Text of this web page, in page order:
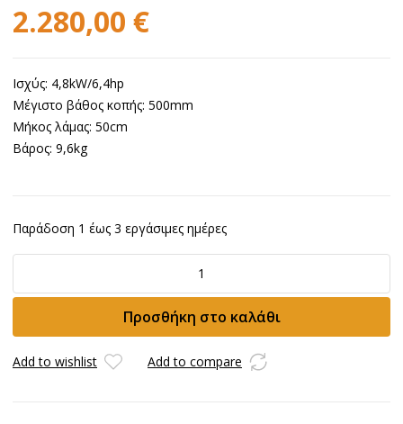
2.280,00 €
Ισχύς: 4,8kW/6,4hp
Μέγιστο βάθος κοπής: 500mm
Μήκος λάμας: 50cm
Βάρος: 9,6kg
Παράδοση 1 έως 3 εργάσιμες ημέρες
K970
ποσότητα
Προσθήκη στο καλάθι
Add to wishlist Add to compare